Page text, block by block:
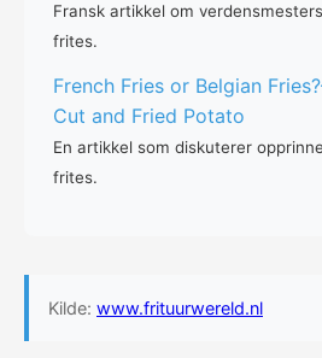
Fransk artikkel om
frites.
French Fries or Belgian
Cut and Fried Potato
En artikkel som diskuterer
frites.
Kilde: www.frituurwereld.nl